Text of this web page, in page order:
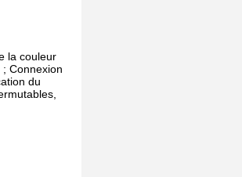
la couleur
Connexion
du